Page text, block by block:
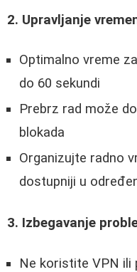
2. Upravljanje
Optimalno vreme
do 60 sekundi
Prebrz rad može
blokada
Organizujte radno
dostupniji u
3. Izbegavanje
Ne koristite VPN ili